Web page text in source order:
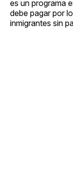
es un programa
debe pagar por
inmigrantes sin